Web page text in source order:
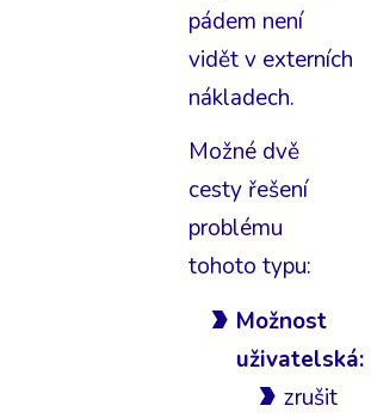
pádem není
vidět v externích
nákladech.
Možné dvě
cesty řešení
problému
tohoto typu:
Možnost
uživatelská:
zrušit